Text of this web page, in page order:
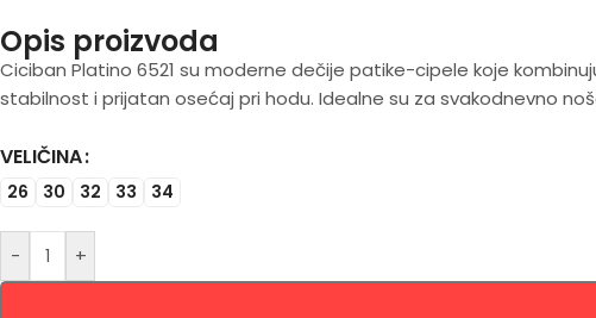
Opis proizvoda
Ciciban Platino 6521 su moderne dečije patike-cipele koje
stabilnost i prijatan osećaj pri hodu. Idealne su za svakodnevno
VELIČINA
26 30 32 33 34
- +
Alternative: